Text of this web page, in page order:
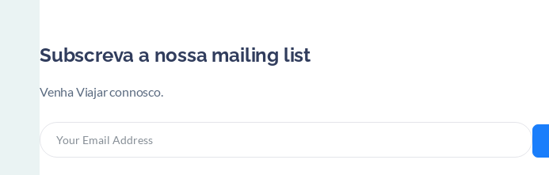
Subscreva a nossa mailing list
Venha Viajar connosco.